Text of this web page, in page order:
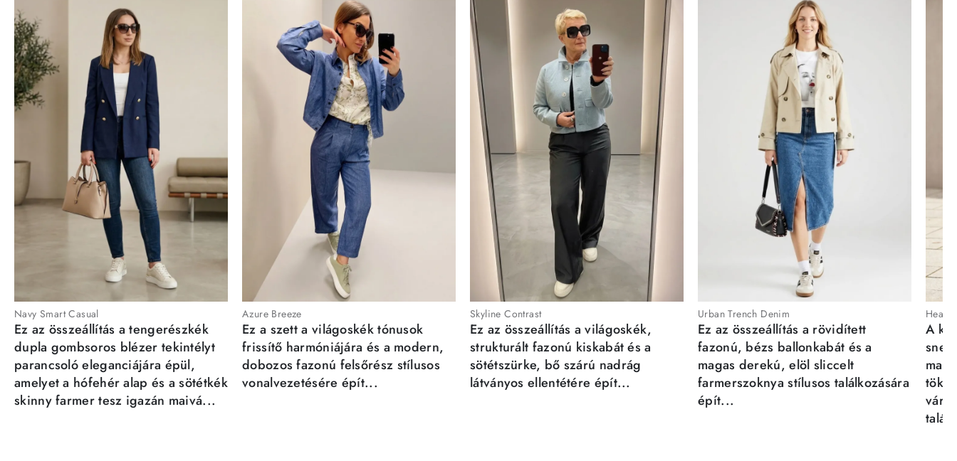
Navy Smart Casual
Ez az összeállítás a tengerészkék
dupla gombsoros blézer tekintélyt
parancsoló eleganciájára épül,
amelyet a hófehér alap és a sötétkék
skinny farmer tesz igazán maivá...
Azure Breeze
Ez a szett a világoskék tónusok
frissítő harmóniájára és a modern,
dobozos fazonú felsőrész stílusos
vonalvezetésére épít...
Skyline Contrast
Ez az összeállítás a világoskék,
strukturált fazonú kiskabát és a
sötétszürke, bő szárú nadrág
látványos ellentétére épít...
Urban Trench Denim
Ez az összeállítás a rövidített
fazonú, bézs ballonkabát és a
magas derekú, elöl sliccelt
farmerszoknya stílusos találkozására
épít...
A